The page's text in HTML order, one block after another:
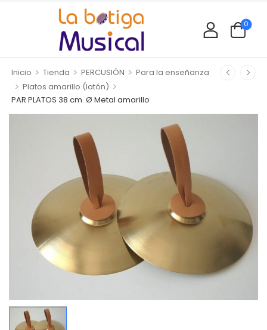
0
Inicio > Tienda > PERCUSIÓN > Para la enseñanza
> Platos amarillo (latón) >
PAR PLATOS 38 cm. Ø Metal amarillo